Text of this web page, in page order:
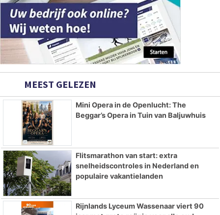
MEEST GELEZEN
Mini Opera in de Openlucht: The
Beggar’s Opera in Tuin van Baljuwhuis
Flitsmarathon van start: extra
snelheidscontroles in Nederland en
populaire vakantielanden
Rijnlands Lyceum Wassenaar viert 90